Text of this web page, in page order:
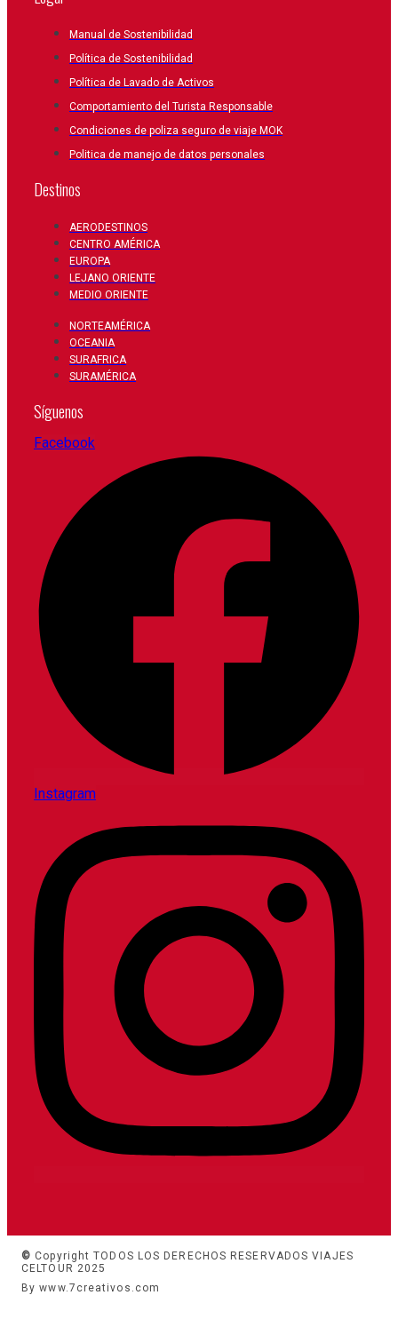
Manual de Sostenibilidad
Política de Sostenibilidad
Política de Lavado de Activos
Comportamiento del Turista Responsable
Condiciones de poliza seguro de viaje MOK
Politica de manejo de datos personales
Destinos
AERODESTINOS
CENTRO AMÉRICA
EUROPA
LEJANO ORIENTE
MEDIO ORIENTE
NORTEAMÉRICA
OCEANIA
SURAFRICA
SURAMÉRICA
Síguenos
Facebook
Instagram
© Copyright TODOS LOS DERECHOS RESERVADOS VIAJES
CELTOUR 2025
By www.7creativos.com